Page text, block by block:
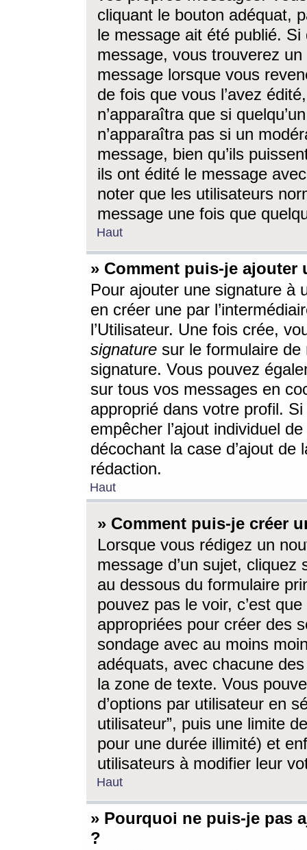
cliquant le bouton adéquat,
le message ait été publié. Si
message, vous trouverez
message lorsque vous
de fois que vous l’avez
n’apparaîtra que si
n’apparaîtra pas si un
message, bien qu’ils
ils ont édité le message
noter que les utilisateurs
message une fois que
Haut
» Comment puis-je ajouter
Pour ajouter une signature à
en créer une par
l’Utilisateur. Une fois crée,
signature sur le formulaire de
signature. Vous pouvez
sur tous vos messages en
approprié dans votre profil.
empêcher l’ajout individuel
décochant la case d’ajout
rédaction.
Haut
» Comment puis-je créer
Lorsque vous rédigez un
message d’un sujet, cliquez
au dessous du formulaire
pouvez pas le voir, c’est
appropriées pour créer des
sondage avec au moins
adéquats, avec chacune
la zone de texte. Vous
d’options par utilisateur en
utilisateur”, puis une limite
pour une durée illimité) et
utilisateurs à modifier leur
Haut
» Pourquoi ne puis-je pas
?